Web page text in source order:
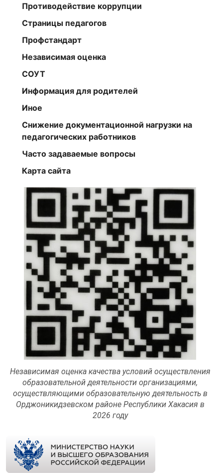
Противодействие коррупции
Страницы педагогов
Профстандарт
Независимая оценка
СОУТ
Информация для родителей
Иное
Снижение документационной нагрузки на
педагогических работников
Часто задаваемые вопросы
Карта сайта
Независимая оценка качества условий осуществления
образовательной деятельности организациями,
осуществляющими образовательную деятельность в
Орджоникидзевском районе Республики Хакасия в
2026 году